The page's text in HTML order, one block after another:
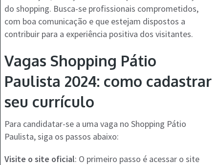
do shopping. Busca-se profissionais comprometidos,
com boa comunicação e que estejam dispostos a
contribuir para a experiência positiva dos visitantes.
Vagas Shopping Pátio
Paulista 2024: como cadastrar
seu currículo
Para candidatar-se a uma vaga no Shopping Pátio
Paulista, siga os passos abaixo:
Visite o site oficial: O primeiro passo é acessar o site